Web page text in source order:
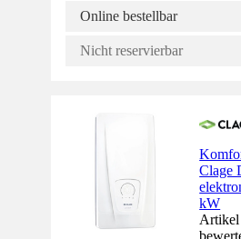
Online bestellbar
Nicht reservierbar
Clage
kW
Artikel